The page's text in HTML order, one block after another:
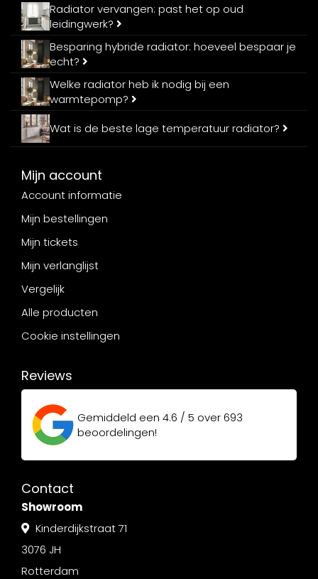
Radiator vervangen: past het op oud
leidingwerk?
Besparing hybride radiator: hoeveel bespaar je
echt?
Welke radiator heb ik nodig bij een
warmtepomp?
Wat is de beste lage temperatuur radiator?
Mijn account
Account informatie
Mijn bestellingen
Mijn tickets
Mijn verlanglijst
Vergelijk
Alle producten
Cookie instellingen
Reviews
Gemiddeld een 4.6 / 5 over693
beoordelingen!
Contact
Showroom
Kinderdijkstraat 71
3076 JH
Rotterdam